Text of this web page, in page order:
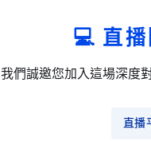
💻 直
我們誠邀您加入這場深度
直播